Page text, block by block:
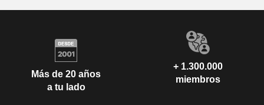
Más de 20 años
a tu lado
+ 1.300.000
miembros